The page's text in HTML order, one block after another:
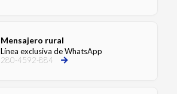
Mensajero rural
Línea exclusiva de WhatsApp
280-4592-884